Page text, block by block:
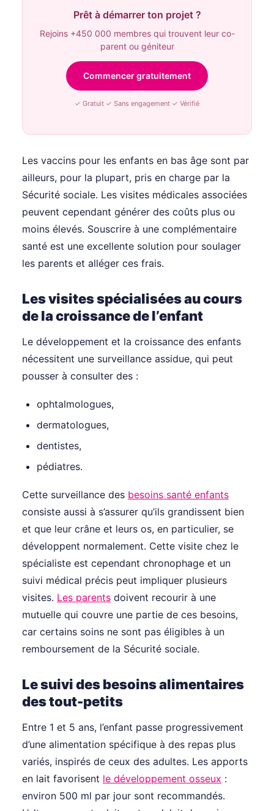
Prêt à démarrer ton projet ?
Rejoins +450 000 membres qui trouvent leur co-
parent ou géniteur
Commencer gratuitement
✓ Gratuit ✓ Sans engagement ✓ Vérifié
Les vaccins pour les enfants en bas âge sont par
ailleurs, pour la plupart, pris en charge par la
Sécurité sociale. Les visites médicales associées
peuvent cependant générer des coûts plus ou
moins élevés. Souscrire à une complémentaire
santé est une excellente solution pour soulager
les parents et alléger ces frais.
Les visites spécialisées au cours
de la croissance de l’enfant
Le développement et la croissance des enfants
nécessitent une surveillance assidue, qui peut
pousser à consulter des :
ophtalmologues,
dermatologues,
dentistes,
pédiatres.
Cette surveillance des besoins santé enfants
consiste aussi à s’assurer qu’ils grandissent bien
et que leur crâne et leurs os, en particulier, se
développent normalement. Cette visite chez le
spécialiste est cependant chronophage et un
suivi médical précis peut impliquer plusieurs
visites. Les parents doivent recourir à une
mutuelle qui couvre une partie de ces besoins,
car certains soins ne sont pas éligibles à un
remboursement de la Sécurité sociale.
Le suivi des besoins alimentaires
des tout-petits
Entre 1 et 5 ans, l’enfant passe progressivement
d’une alimentation spécifique à des repas plus
variés, inspirés de ceux des adultes. Les apports
en lait favorisent le développement osseux :
environ 500 ml par jour sont recommandés.